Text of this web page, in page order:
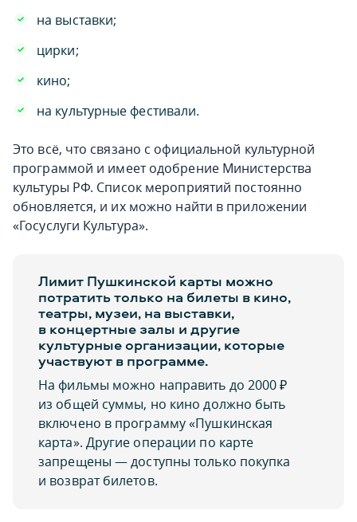
на выставки;
цирки;
кино;
на культурные фестивали.
Это всё, что связано с официальной культурной
программой и имеет одобрение Министерства
культуры РФ. Список мероприятий постоянно
обновляется, и их можно найти в приложении
«Госуслуги Культура».
Лимит Пушкинской карты можно
потратить только на билеты в кино,
театры, музеи, на выставки,
в концертные залы и другие
культурные организации, которые
участвуют в программе.
На фильмы можно направить до 2000 ₽
из общей суммы, но кино должно быть
включено в программу «Пушкинская
карта». Другие операции по карте
запрещены — доступны только покупка
и возврат билетов.